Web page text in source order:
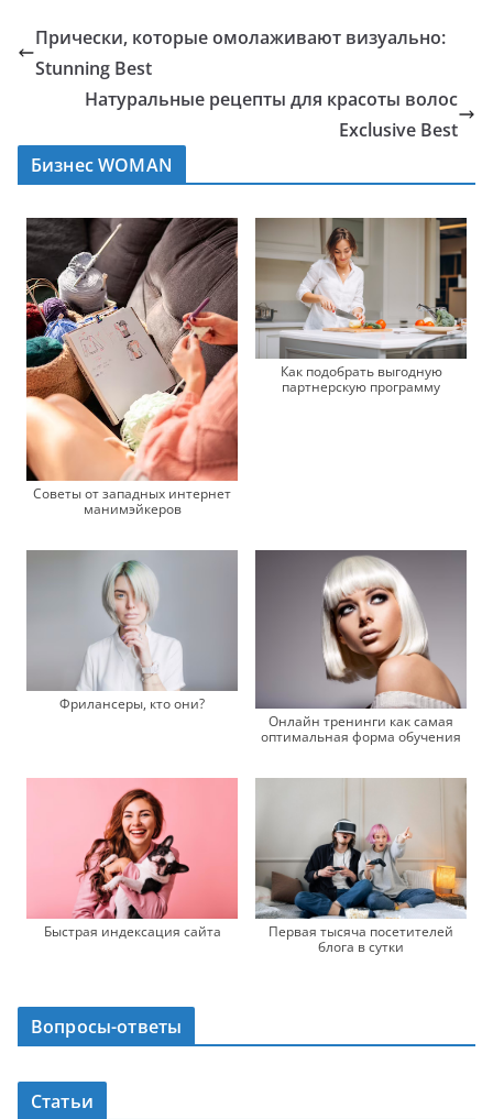
Прически, которые омолаживают визуально:
Stunning Best
Натуральные рецепты для красоты волос
Exclusive Best
Бизнес WOMAN
Советы от западных интернет
манимэйкеров
Как подобрать выгодную
партнерскую программу
Фрилансеры, кто они?
Онлайн тренинги как самая
оптимальная форма обучения
Быстрая индексация сайта
Первая тысяча посетителей
блога в сутки
Вопросы-ответы
Статьи